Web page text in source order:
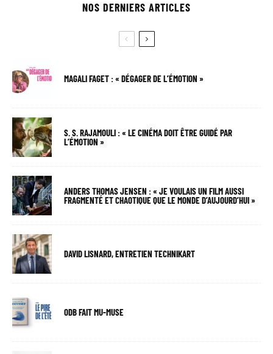
NOS DERNIERS ARTICLES
MAGALI FAGET : « DÉGAGER DE L’ÉMOTION »
S. S. RAJAMOULI : « LE CINÉMA DOIT ÊTRE GUIDÉ PAR
L’ÉMOTION »
ANDERS THOMAS JENSEN : « JE VOULAIS UN FILM AUSSI
FRAGMENTÉ ET CHAOTIQUE QUE LE MONDE D’AUJOURD’HUI »
DAVID LISNARD, ENTRETIEN TECHNIKART
ODB FAIT MU-MUSE